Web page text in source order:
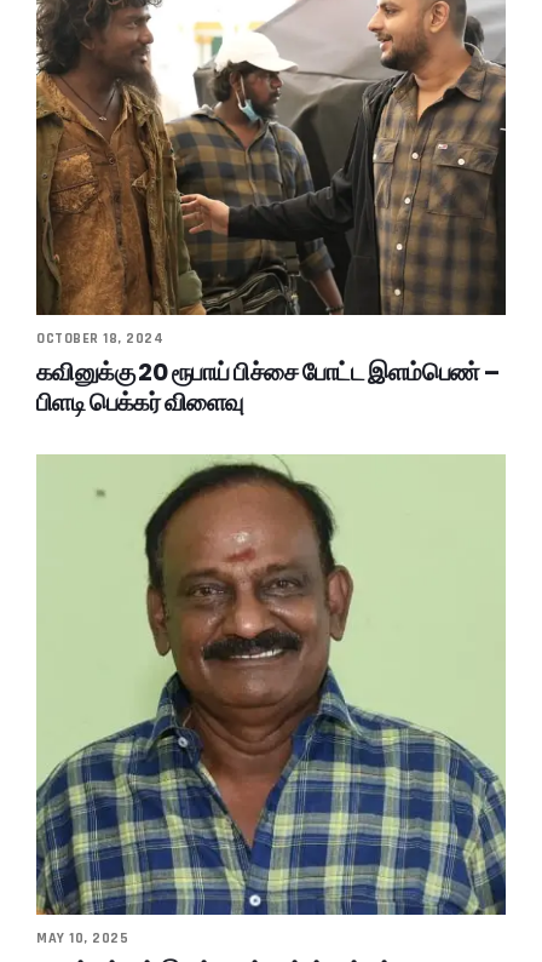
OCTOBER 18, 2024
கவினுக்கு 20 ரூபாய் பிச்சை போட்ட இளம்பெண் –
பிளடி பெக்கர் விளைவு
MAY 10, 2025